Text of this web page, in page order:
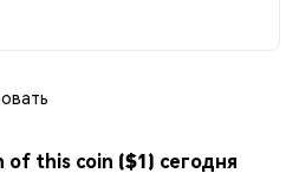
this coin ($1) сегодня